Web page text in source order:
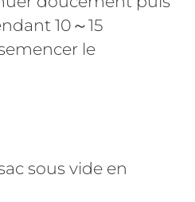
10～15
le
sous vide en